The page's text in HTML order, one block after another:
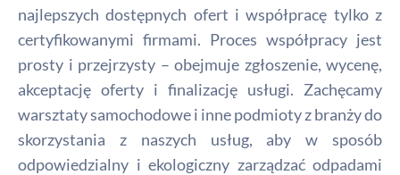
najlepszych dostępnych ofert i współpracę tylko z
certyfikowanymi firmami. Proces współpracy jest
prosty i przejrzysty – obejmuje zgłoszenie, wycenę,
akceptację oferty i finalizację usługi. Zachęcamy
warsztaty samochodowe i inne podmioty z branży do
skorzystania z naszych usług, aby w sposób
odpowiedzialny i ekologiczny zarządzać odpadami